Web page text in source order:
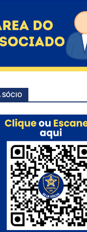
SÓCIO